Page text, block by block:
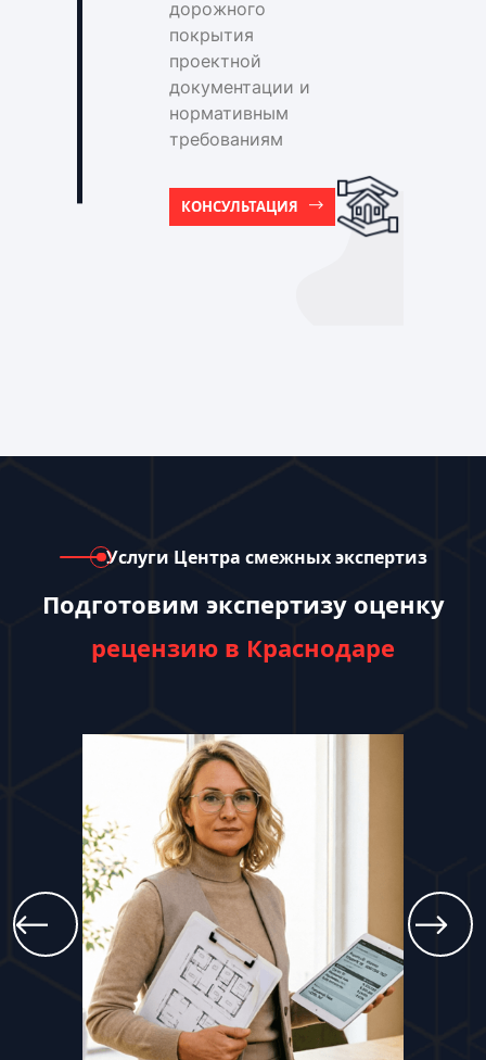
дорожного
покрытия
проектной
документации и
нормативным
требованиям
КОНСУЛЬТАЦИЯ
Услуги Центра смежных экспертиз
Подготовим экспертизу оценку
рецензию в Краснодаре